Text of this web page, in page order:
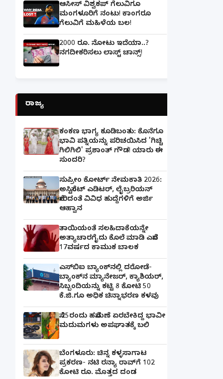
ಆಸೀಸ್ ವಿಶ್ವಕಪ್ ಗೆಲುವಿಗೂ
ಮಂಗಳೂರಿಗೆ ನಂಟು! ಕಾಂಗರೂ
ಗೆಲುವಿಗೆ ಮಹಿಳೆಯ ಬಲ!
2000 ರೂ. ನೋಟು ಇದೆಯಾ..?
ನಗದೀಕರಿಸಲು ಲಾಸ್ಟ್‌ ಚಾನ್ಸ್‌!
ರಾಜ್ಯ
ಕಂಕಣ ಭಾಗ್ಯ ಕೂಡಿಬಂತು: ಕೊನೆಗೂ
ಭಾವಿ ಪತ್ನಿಯನ್ನು ಪರಿಚಯಿಸಿದ 'ಗಿಚ್ಚಿ
ಗಿಲಿಗಿಲಿ' ಪ್ರಶಾಂತ್ ಗೌಡ! ಯಾರು ಈ
ಸುಂದರಿ?
ಸುಪ್ರೀಂ ಕೋರ್ಟ್ ನೇಮಕಾತಿ 2026:
ಅಸಿಸ್ಟೆಂಟ್ ಎಡಿಟರ್, ಲೈಬ್ರರಿಯನ್
ಸೇರಿದಂತೆ ವಿವಿಧ ಹುದ್ದೆಗಳಿಗೆ ಅರ್ಜಿ
ಆಹ್ವಾನ
ತಾಯಿಯಂತೆ ಸಲಹಿದಾಕೆಯನ್ನೇ
ಅತ್ಯಾಚಾರಗೈದು ಕೊಲೆ ಮಾಡಿ ಎಸೆದ
17ವರ್ಷದ ಕಾಮುಕ ಬಾಲಕ
ಎಸ್‌ಬಿಐ ಬ್ಯಾಂಕ್‌ನಲ್ಲಿ‌ ದರೋಡೆ-
ಬ್ಯಾಂಕ್​ನ ಮ್ಯಾನೇಜರ್‌, ಕ್ಯಾಶಿಯರ್‌,
ಸಿಬ್ಬಂದಿಯನ್ನು ಕಟ್ಟಿ 8 ಕೋಟಿ 50
ಕೆ.ಜಿ.ಗೂ ಅಧಿಕ ಚಿನ್ನಾಭರಣ ಕಳವು
ಸೆ.25ರಂದು ಹಸೆಮಣೆ ಏರಬೇಕಿದ್ದ ಭಾವೀ
ಮದುಮಗಳು ಅಪಘಾತಕ್ಕೆ ಬಲಿ
ಬೆಂಗಳೂರು: ಚಿನ್ನ ಕಳ್ಳಸಾಗಾಟ
ಪ್ರಕರಣ- ನಟಿ ರನ್ಯಾ ರಾವ್‌ಗೆ 102
ಕೋಟಿ ರೂ. ಮೊತ್ತದ ದಂಡ